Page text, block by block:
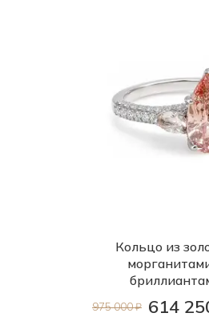
Кольцо из
975 000 ₽ 614